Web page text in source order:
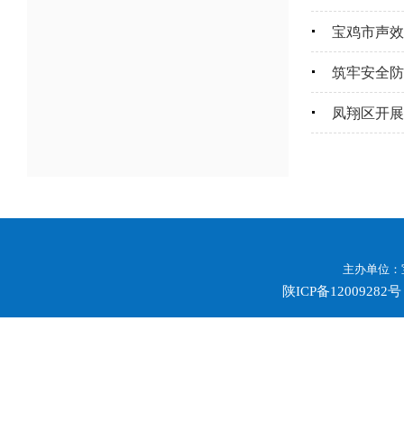
宝鸡市声
筑牢安全
凤翔区开
主办单位
陕ICP备12009282号